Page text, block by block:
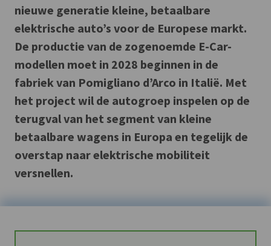
nieuwe generatie kleine, betaalbare
elektrische auto’s voor de Europese markt.
De productie van de zogenoemde E-Car-
modellen moet in 2028 beginnen in de
fabriek van Pomigliano d’Arco in Italië. Met
het project wil de autogroep inspelen op de
terugval van het segment van kleine
betaalbare wagens in Europa en tegelijk de
overstap naar elektrische mobiliteit
versnellen.